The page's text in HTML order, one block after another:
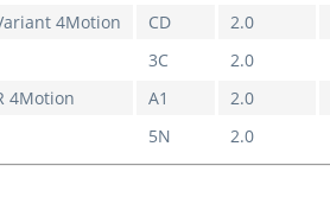
4Motion CD 2.0
3C 2.0
4Motion A1 2.0
5N 2.0